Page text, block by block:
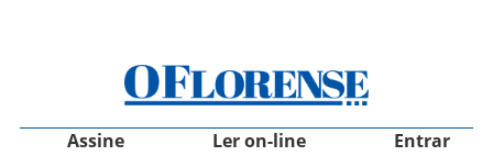
Assine Ler on-line Entrar